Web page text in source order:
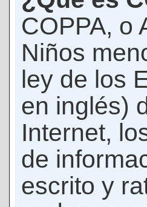
COPPA, o
Niños
ley de los
en inglés)
Internet,
de
escrito y